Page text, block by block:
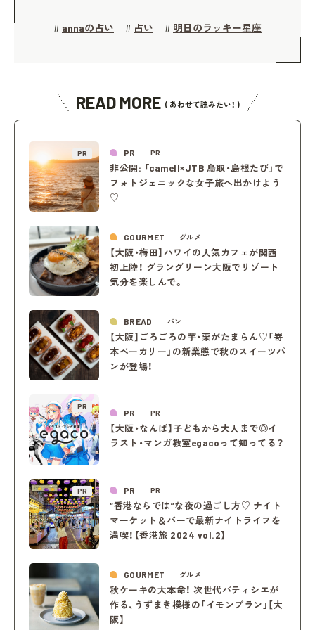
# annaの占い # 占い # 明日のラッキー星座
READ MORE ( あわせて読みたい！ )
PR PR PR
非公開: 「camell×JTB 鳥取・島根たび」で
フォトジェニックな女子旅へ出かけよう
♡
GOURMET グルメ
【大阪・梅田】ハワイの人気カフェが関西
初上陸！ グラングリーン大阪でリゾート
気分を楽しんで。
BREAD パン
【大阪】ごろごろの芋・栗がたまらん♡「嵜
本ベーカリー」の新業態で秋のスイーツパ
ンが登場！
PR
PR PR
【大阪・なんば】子どもから大人まで◎イ
ラスト・マンガ教室egacoって知ってる？
PR PR PR
“香港ならでは”な夜の過ごし方♡ ナイト
マーケット＆バーで最新ナイトライフを
満喫！【香港旅 2024 vol.2】
GOURMET グルメ
秋ケーキの大本命！ 次世代パティシエが
作る、うずまき模様の「イモンブラン」【大
阪】